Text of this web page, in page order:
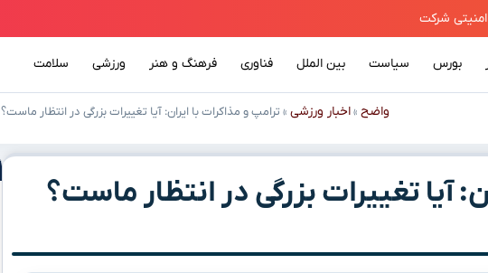
بورس سیاست بین الملل فناوری فرهنگ و هنر ورزشی سلامت
واضح »اخبار ورزشی » ترامپ و مذاکرات با ایران: آیا تغییرات بزرگی در انتظار ماست؟
آیا تغییرات بزرگی در انتظار ماست؟